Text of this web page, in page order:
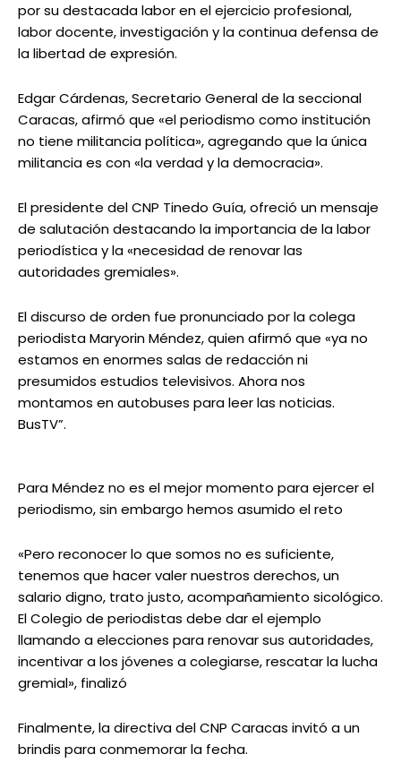
por su destacada labor en el ejercicio profesional,
labor docente, investigación y la continua defensa de
la libertad de expresión.
Edgar Cárdenas, Secretario General de la seccional
Caracas, afirmó que «el periodismo como institución
no tiene militancia política», agregando que la única
militancia es con «la verdad y la democracia».
El presidente del CNP Tinedo Guía, ofreció un mensaje
de salutación destacando la importancia de la labor
periodística y la «necesidad de renovar las
autoridades gremiales».
El discurso de orden fue pronunciado por la colega
periodista Maryorin Méndez, quien afirmó que «ya no
estamos en enormes salas de redacción ni
presumidos estudios televisivos. Ahora nos
montamos en autobuses para leer las noticias.
BusTV”.
Para Méndez no es el mejor momento para ejercer el
periodismo, sin embargo hemos asumido el reto
«Pero reconocer lo que somos no es suficiente,
tenemos que hacer valer nuestros derechos, un
salario digno, trato justo, acompañamiento sicológico.
El Colegio de periodistas debe dar el ejemplo
llamando a elecciones para renovar sus autoridades,
incentivar a los jóvenes a colegiarse, rescatar la lucha
gremial», finalizó
Finalmente, la directiva del CNP Caracas invitó a un
brindis para conmemorar la fecha.